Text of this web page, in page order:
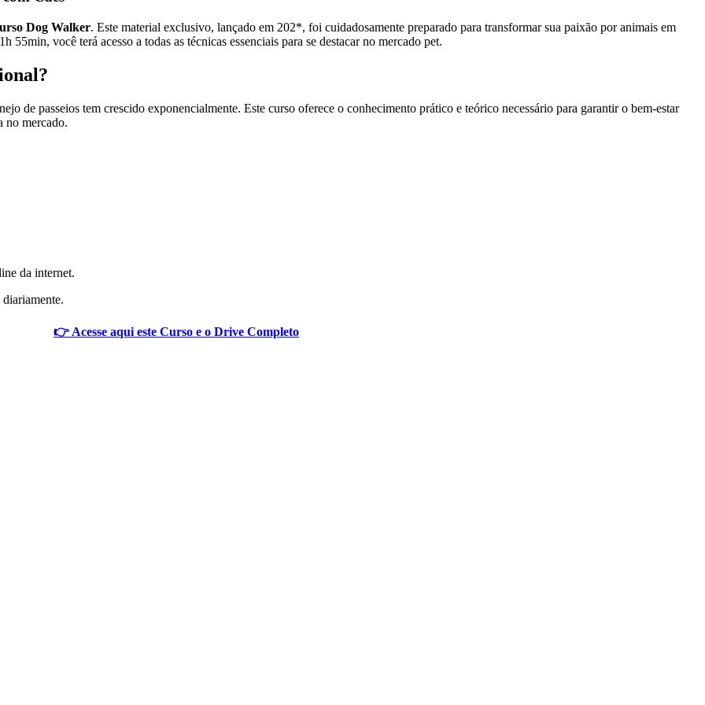
Dog Walker. Este material exclusivo, lançado em 202*, foi cuidadosamente preparado para transformar sua paixão por animais em
você terá acesso a todas as técnicas essenciais para se destacar no mercado pet.
de passeios tem crescido exponencialmente. Este curso oferece o conhecimento prático e teórico necessário para garantir o bem-estar
no mercado.
da internet.
👉 Acesse aqui este Curso e o Drive Completo